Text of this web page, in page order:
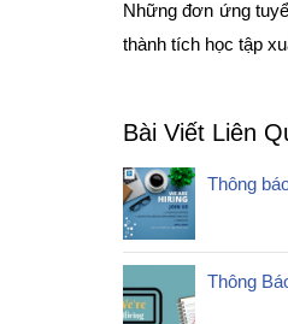
Những đơn ứng
thành tích học tập
Bài Viết Liên
Thông
Thông